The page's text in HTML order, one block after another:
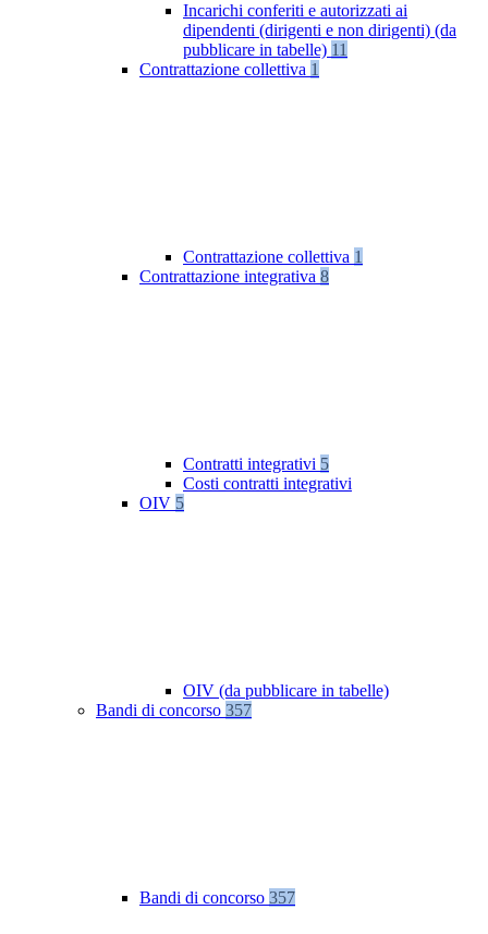
Incarichi conferiti e autorizzati ai
dipendenti (dirigenti e non dirigenti) (da
pubblicare in tabelle) 11
Contrattazione collettiva 1
Contrattazione collettiva 1
Contrattazione integrativa 8
Contratti integrativi 5
Costi contratti integrativi
OIV 5
OIV (da pubblicare in tabelle)
Bandi di concorso 357
Bandi di concorso 357